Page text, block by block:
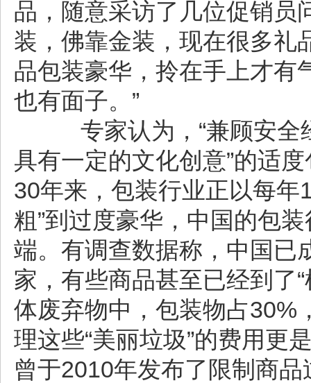
品，随意采访了几位促销员
装，佛靠金装，现在很多礼
品包装豪华，拎在手上才有
也有面子。”
专家认为，“兼顾安全
具有一定的文化创意”的适
30年来，包装行业正以每年
粗”到过度豪华，中国的包
端。有调查数据称，中国已
家，有些商品甚至已经到了
体废弃物中，包装物占30%
理这些“美丽垃圾”的费用更
曾于2010年发布了限制商